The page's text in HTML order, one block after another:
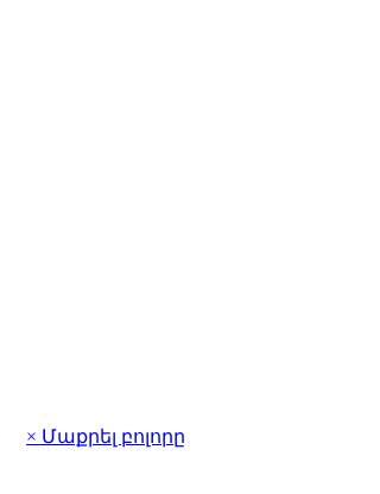
× Մաքրել բոլորը